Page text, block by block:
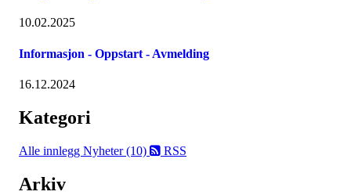
10.02.2025
Informasjon - Oppstart - Avmelding
16.12.2024
Kategori
Alle innlegg Nyheter (10) RSS
Arkiv